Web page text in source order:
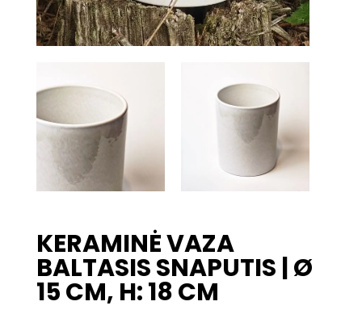
KERAMINĖ VAZA
BALTASIS SNAPUTIS | Ø
15 CM, H: 18 CM